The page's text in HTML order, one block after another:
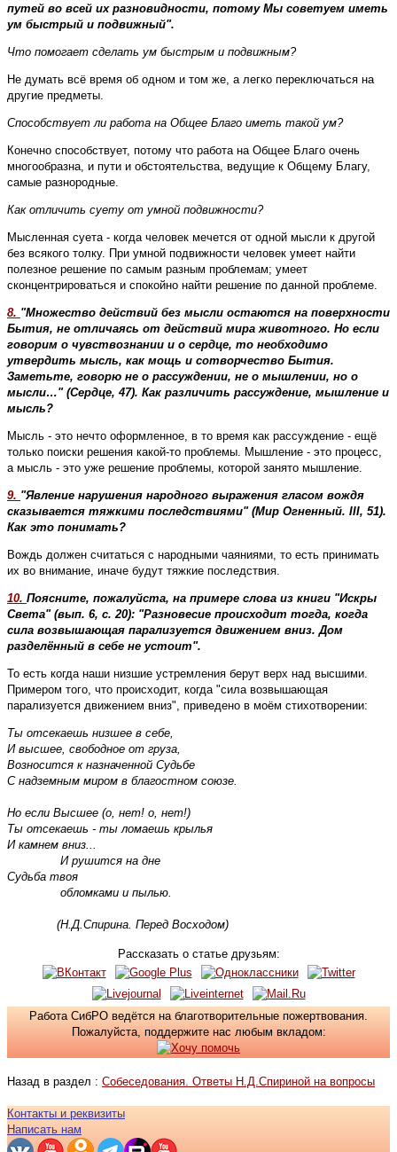
путей во всей их разновидности, потому Мы советуем иметь
ум быстрый и подвижный".
Что помогает сделать ум быстрым и подвижным?
Не думать всё время об одном и том же, а легко переключаться на
другие предметы.
Способствует ли работа на Общее Благо иметь такой ум?
Конечно способствует, потому что работа на Общее Благо очень
многообразна, и пути и обстоятельства, ведущие к Общему Благу,
самые разнородные.
Как отличить суету от умной подвижности?
Мысленная суета - когда человек мечется от одной мысли к другой
без всякого толку. При умной подвижности человек умеет найти
полезное решение по самым разным проблемам; умеет
сконцентрироваться и спокойно найти решение по данной проблеме.
8. "Множество действий без мысли остаются на поверхности
Бытия, не отличаясь от действий мира животного. Но если
говорим о чувствознании и о сердце, то необходимо
утвердить мысль, как мощь и сотворчество Бытия.
Заметьте, говорю не о рассуждении, не о мышлении, но о
мысли…" (Сердце, 47). Как различить рассуждение, мышление и
мысль?
Мысль - это нечто оформленное, в то время как рассуждение - ещё
только поиски решения какой-то проблемы. Мышление - это процесс,
а мысль - это уже решение проблемы, которой занято мышление.
9. "Явление нарушения народного выражения гласом вождя
сказывается тяжкими последствиями" (Мир Огненный. III, 51).
Как это понимать?
Вождь должен считаться с народными чаяниями, то есть принимать
их во внимание, иначе будут тяжкие последствия.
10. Поясните, пожалуйста, на примере слова из книги "Искры
Света" (вып. 6, с. 20): "Разновесие происходит тогда, когда
сила возвышающая парализуется движением вниз. Дом
разделённый в себе не устоит".
То есть когда наши низшие устремления берут верх над высшими.
Примером того, что происходит, когда "сила возвышающая
парализуется движением вниз", приведено в моём стихотворении:
Ты отсекаешь низшее в себе,
И высшее, свободное от груза,
Возносится к назначенной Судьбе
С надземным миром в благостном союзе.
Но если Высшее (о, нет! о, нет!)
Ты отсекаешь - ты ломаешь крылья
И камнем вниз...
               И рушится на дне
Судьба твоя
               обломками и пылью.
              (Н.Д.Спирина. Перед Восходом)
Рассказать о статье друзьям:
Работа СибРО ведётся на благотворительные пожертвования.
Пожалуйста, поддержите нас любым вкладом:
Назад в раздел : Собеседования. Ответы Н.Д.Спириной на вопросы
Контакты и реквизиты
Написать нам